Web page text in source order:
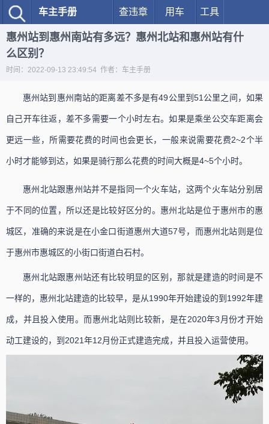
车主手册 查违章 用车 工具
惠州站到惠州南站有多远？惠州北站和惠州站有什
么区别？
时间：2022-09-13 23:49:54 作者：车主手册
惠州站到惠州南站的距离差不多是有49公里到51公里之间，如果
自己开车往返，差不多需要一个小时左右。如果是乘坐公交车距离会
更远一些，所需要花费的时间也会更长，一般来说需要花费2~2个半
小时才能够到达，如果是骑行那么花费的时间大概是4~5个小时。
惠州北站跟惠州站并不是指同一个火车站，这两个火车站分别居
于不同的位置，所以还是比较好区分的。惠州北站是位于惠州市的惠
城区，准确的来说是在小金口街道惠州大道57号，而惠州北站则是位
于惠州市惠城区的小街口街道白石村。
惠州北站跟惠州站还有比较明显的区别，那就是建造的时间是不
一样的，惠州北站建造的比较早，是从1990年开始建设的到1992年建
成，并且投入使用。而惠州北站则比较新，是在2020年3月份才开始
动工建设的，到2021年12月份正式建造完成，并且投入运营使用。